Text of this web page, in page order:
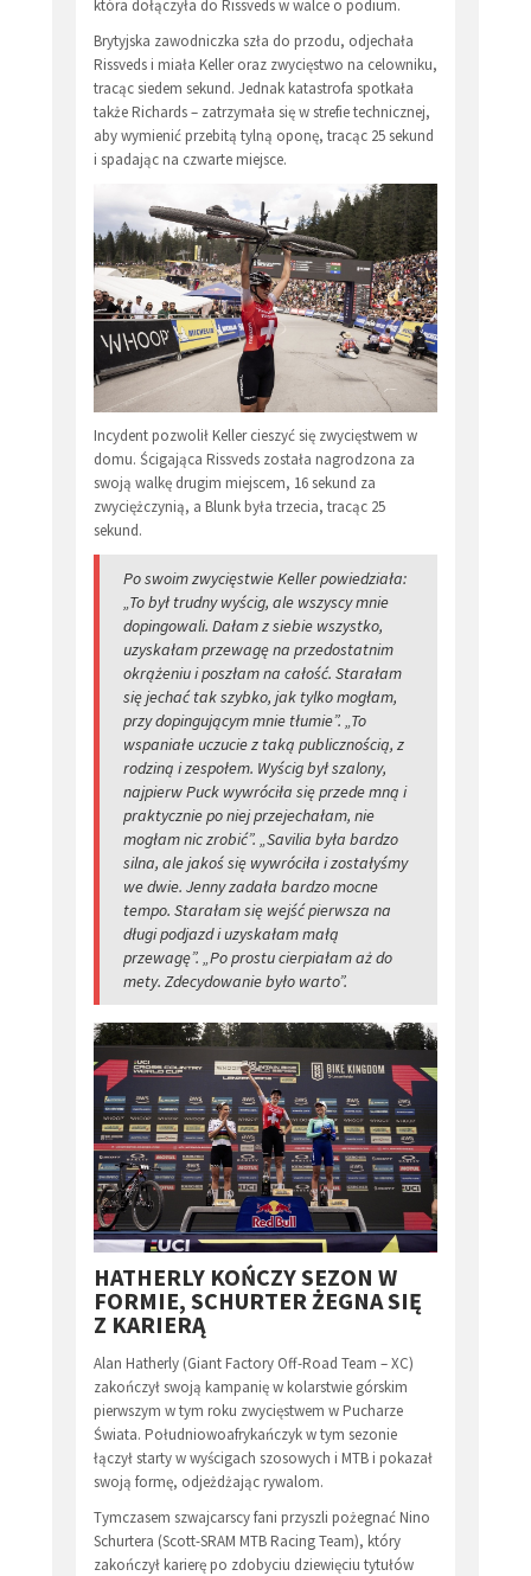
która dołączyła do Rissveds w walce o podium.
Brytyjska zawodniczka szła do przodu, odjechała
Rissveds i miała Keller oraz zwycięstwo na celowniku,
tracąc siedem sekund. Jednak katastrofa spotkała
także Richards – zatrzymała się w strefie technicznej,
aby wymienić przebitą tylną oponę, tracąc 25 sekund
i spadając na czwarte miejsce.
Incydent pozwolił Keller cieszyć się zwycięstwem w
domu. Ścigająca Rissveds została nagrodzona za
swoją walkę drugim miejscem, 16 sekund za
zwyciężczynią, a Blunk była trzecia, tracąc 25
sekund.
Po swoim zwycięstwie Keller powiedziała:
„To był trudny wyścig, ale wszyscy mnie
dopingowali. Dałam z siebie wszystko,
uzyskałam przewagę na przedostatnim
okrążeniu i poszłam na całość. Starałam
się jechać tak szybko, jak tylko mogłam,
przy dopingującym mnie tłumie”. „To
wspaniałe uczucie z taką publicznością, z
rodziną i zespołem. Wyścig był szalony,
najpierw Puck wywróciła się przede mną i
praktycznie po niej przejechałam, nie
mogłam nic zrobić”. „Savilia była bardzo
silna, ale jakoś się wywróciła i zostałyśmy
we dwie. Jenny zadała bardzo mocne
tempo. Starałam się wejść pierwsza na
długi podjazd i uzyskałam małą
przewagę”. „Po prostu cierpiałam aż do
mety. Zdecydowanie było warto”.
HATHERLY KOŃCZY SEZON W
FORMIE, SCHURTER ŻEGNA SIĘ
Z KARIERĄ
Alan Hatherly (Giant Factory Off-Road Team – XC)
zakończył swoją kampanię w kolarstwie górskim
pierwszym w tym roku zwycięstwem w Pucharze
Świata. Południowoafrykańczyk w tym sezonie
łączył starty w wyścigach szosowych i MTB i pokazał
swoją formę, odjeżdżając rywalom.
Tymczasem szwajcarscy fani przyszli pożegnać Nino
Schurtera (Scott-SRAM MTB Racing Team), który
zakończył karierę po zdobyciu dziewięciu tytułów